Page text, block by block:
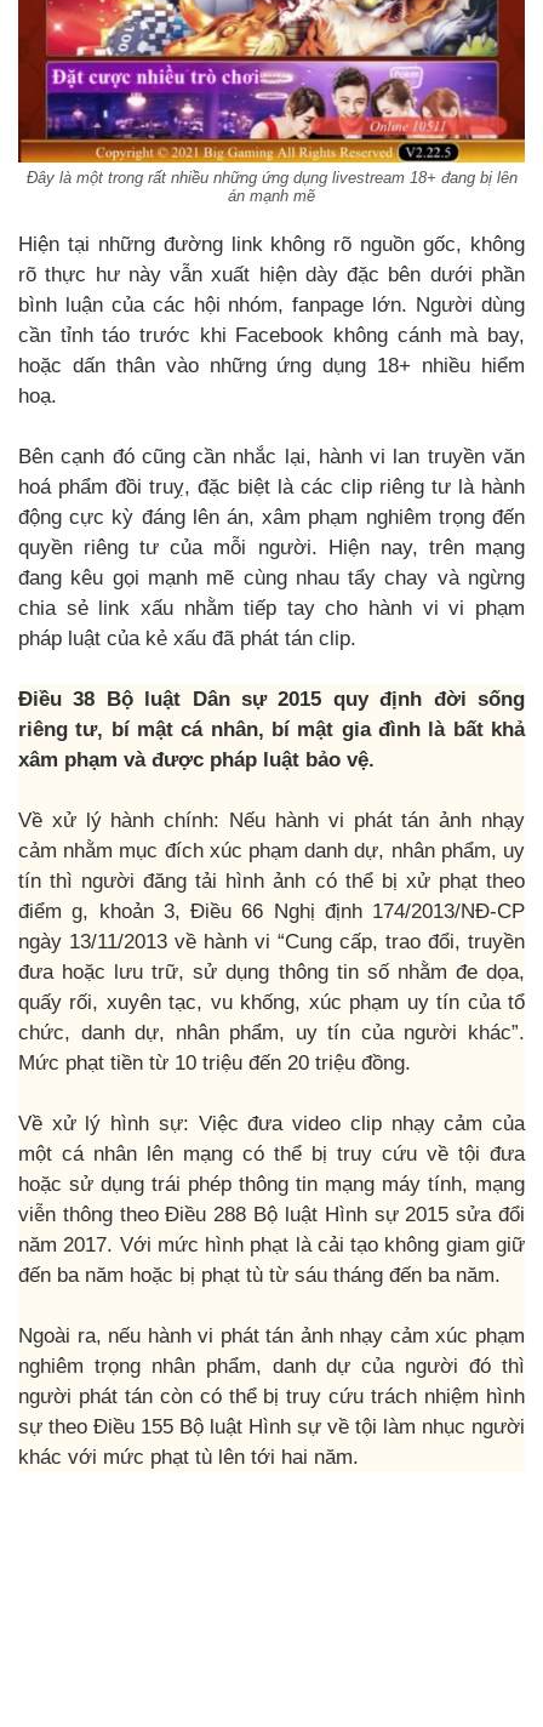
Đây là một trong rất nhiều những ứng dụng livestream 18+ đang bị lên
án mạnh mẽ
Hiện tại những đường link không rõ nguồn gốc, không
rõ thực hư này vẫn xuất hiện dày đặc bên dưới phần
bình luận của các hội nhóm, fanpage lớn. Người dùng
cần tỉnh táo trước khi Facebook không cánh mà bay,
hoặc dấn thân vào những ứng dụng 18+ nhiều hiểm
hoạ.
Bên cạnh đó cũng cần nhắc lại, hành vi lan truyền văn
hoá phẩm đồi truỵ, đặc biệt là các clip riêng tư là hành
động cực kỳ đáng lên án, xâm phạm nghiêm trọng đến
quyền riêng tư của mỗi người. Hiện nay, trên mạng
đang kêu gọi mạnh mẽ cùng nhau tẩy chay và ngừng
chia sẻ link xấu nhằm tiếp tay cho hành vi vi phạm
pháp luật của kẻ xấu đã phát tán clip.
Điều 38 Bộ luật Dân sự 2015 quy định đời sống
riêng tư, bí mật cá nhân, bí mật gia đình là bất khả
xâm phạm và được pháp luật bảo vệ.
Về xử lý hành chính: Nếu hành vi phát tán ảnh nhạy
cảm nhằm mục đích xúc phạm danh dự, nhân phẩm, uy
tín thì người đăng tải hình ảnh có thể bị xử phạt theo
điểm g, khoản 3, Điều 66 Nghị định 174/2013/NĐ-CP
ngày 13/11/2013 về hành vi “Cung cấp, trao đổi, truyền
đưa hoặc lưu trữ, sử dụng thông tin số nhằm đe dọa,
quấy rối, xuyên tạc, vu khống, xúc phạm uy tín của tổ
chức, danh dự, nhân phẩm, uy tín của người khác”.
Mức phạt tiền từ 10 triệu đến 20 triệu đồng.
Về xử lý hình sự: Việc đưa video clip nhạy cảm của
một cá nhân lên mạng có thể bị truy cứu về tội đưa
hoặc sử dụng trái phép thông tin mạng máy tính, mạng
viễn thông theo Điều 288 Bộ luật Hình sự 2015 sửa đổi
năm 2017. Với mức hình phạt là cải tạo không giam giữ
đến ba năm hoặc bị phạt tù từ sáu tháng đến ba năm.
Ngoài ra, nếu hành vi phát tán ảnh nhạy cảm xúc phạm
nghiêm trọng nhân phẩm, danh dự của người đó thì
người phát tán còn có thể bị truy cứu trách nhiệm hình
sự theo Điều 155 Bộ luật Hình sự về tội làm nhục người
khác với mức phạt tù lên tới hai năm.